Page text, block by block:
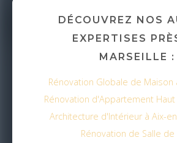
DÉCOUVREZ NOS
EXPERTISES
MARSEILLE :
Rénovation Globale de Maison
Rénovation d'Appartement
Architecture d'Intérieur à Aix-
Rénovation de Salle de